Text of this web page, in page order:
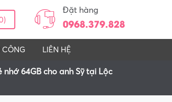
Đặt hàng
0968.379.828
CÔNG LIÊN HỆ
64GB cho anh Sỹ tại Lộc